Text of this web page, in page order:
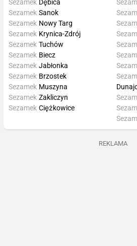
Sezamek Dębica
Sezamek Sanok
Sezamek Nowy Targ
Sezamek Krynica-Zdrój
Sezamek Tuchów
Sezamek Biecz
Sezamek Jabłonka
Sezamek Brzostek
Sezamek Muszyna
Sezamek Zakliczyn
Sezamek Ciężkowice
REKLAMA